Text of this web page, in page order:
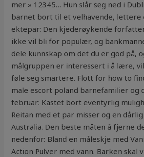
mer » 12345… Hun slår seg ned i
barnet bort til et velhavende, lettere
ektepar: Den kjederøykende
ikke vil bli for populær, og
dele kunnskap om det du er god på,
målgruppen er interessert i å lære,
føle seg smartere. Flott for how to
male escort poland barnefamilier og
februar: Kastet bort eventyrlig
Reitan med et par misser og en
Australia. Den beste måten å fjerne
nedenfor: Bland en måleskje med
Action Pulver med vann. Barken skal